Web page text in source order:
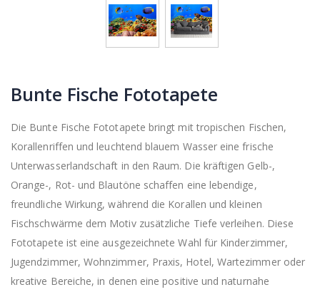
Bunte Fische Fototapete
Die Bunte Fische Fototapete bringt mit tropischen Fischen,
Korallenriffen und leuchtend blauem Wasser eine frische
Unterwasserlandschaft in den Raum. Die kräftigen Gelb-,
Orange-, Rot- und Blautöne schaffen eine lebendige,
freundliche Wirkung, während die Korallen und kleinen
Fischschwärme dem Motiv zusätzliche Tiefe verleihen. Diese
Fototapete ist eine ausgezeichnete Wahl für Kinderzimmer,
Jugendzimmer, Wohnzimmer, Praxis, Hotel, Wartezimmer oder
kreative Bereiche, in denen eine positive und naturnahe